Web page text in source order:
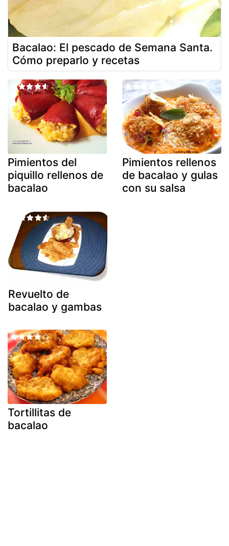
Bacalao: El pescado de Semana Santa.
Cómo preparlo y recetas
Pimientos del
piquillo rellenos de
bacalao
Pimientos rellenos
de bacalao y gulas
con su salsa
Revuelto de
bacalao y gambas
Tortillitas de
bacalao